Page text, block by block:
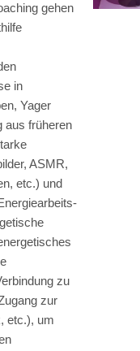
gehen
in
Yager
aus früheren
ASMR,
etc.) und
zu
zur
etc.), um